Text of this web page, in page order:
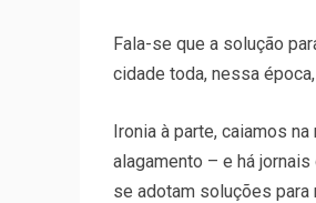
Fala-se que a solução
cidade toda, nessa
Ironia à parte, caiamos
alagamento – e há
se adotam soluções